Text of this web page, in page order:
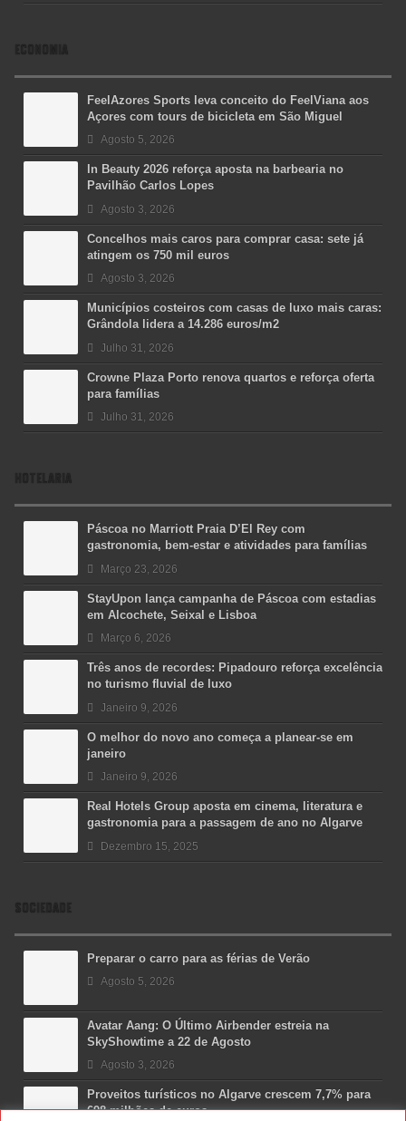
ECONOMIA
FeelAzores Sports leva conceito do FeelViana aos
Açores com tours de bicicleta em São Miguel
Agosto 5, 2026
In Beauty 2026 reforça aposta na barbearia no
Pavilhão Carlos Lopes
Agosto 3, 2026
Concelhos mais caros para comprar casa: sete já
atingem os 750 mil euros
Agosto 3, 2026
Municípios costeiros com casas de luxo mais caras:
Grândola lidera a 14.286 euros/m2
Julho 31, 2026
Crowne Plaza Porto renova quartos e reforça oferta
para famílias
Julho 31, 2026
HOTELARIA
Páscoa no Marriott Praia D’El Rey com
gastronomia, bem-estar e atividades para famílias
Março 23, 2026
StayUpon lança campanha de Páscoa com estadias
em Alcochete, Seixal e Lisboa
Março 6, 2026
Três anos de recordes: Pipadouro reforça excelência
no turismo fluvial de luxo
Janeiro 9, 2026
O melhor do novo ano começa a planear-se em
janeiro
Janeiro 9, 2026
Real Hotels Group aposta em cinema, literatura e
gastronomia para a passagem de ano no Algarve
Dezembro 15, 2025
SOCIEDADE
Preparar o carro para as férias de Verão
Agosto 5, 2026
Avatar Aang: O Último Airbender estreia na
SkyShowtime a 22 de Agosto
Agosto 3, 2026
Proveitos turísticos no Algarve crescem 7,7% para
698 milhões de euros